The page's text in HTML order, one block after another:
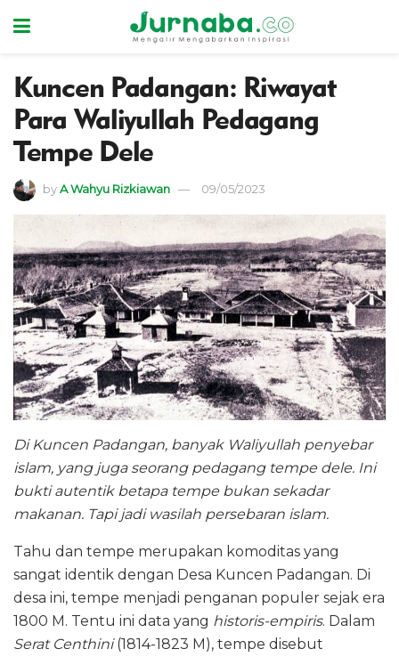
Kuncen Padangan: Riwayat
Para Waliyullah Pedagang
Tempe Dele
byA Wahyu Rizkiawan 09/05/2023
Di Kuncen Padangan, banyak Waliyullah penyebar
islam, yang juga seorang pedagang tempe dele. Ini
bukti autentik betapa tempe bukan sekadar
makanan. Tapi jadi wasilah persebaran islam.
Tahu dan tempe merupakan komoditas yang
sangat identik dengan Desa Kuncen Padangan. Di
desa ini, tempe menjadi penganan populer sejak era
1800 M. Tentu ini data yang historis-empiris. Dalam
Serat Centhini(1814-1823 M), tempe disebut